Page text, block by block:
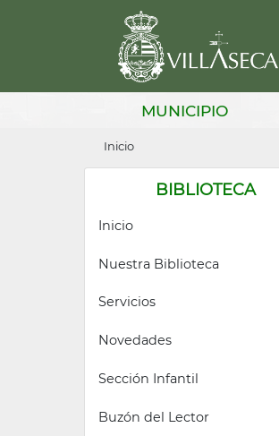
MUNICIPIO
Sobrescribir
enlaces
ayuda
a
la
Inicio
BIBLIOTECA
Inicio
Nuestra Biblioteca
Servicios
Novedades
Sección Infantil
Buzón del Lector